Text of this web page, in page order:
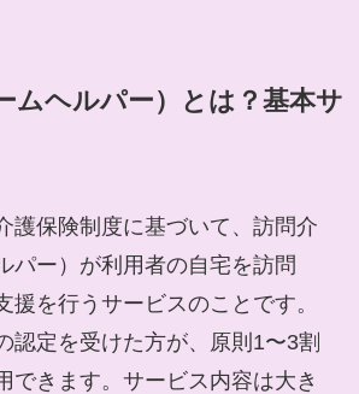
ムヘルパー）とは？基本サ
護保険制度に基づいて、訪問介
パー）が利用者の自宅を訪問
援を行うサービスのことです。
認定を受けた方が、原則1〜3割
できます。サービス内容は大き